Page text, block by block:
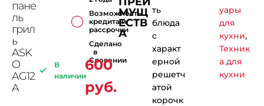
пане
ль
грил
ь
ASK
O
AG12
A
В
наличии
Возможность
кредита и
рассрочки
Сделано
в
Словении
600
руб.
МУЩ
ЕСТВ
А
ть
блюда
с
характ
ерной
решетч
атой
корочк
уары
для
кухни,
Техник
а для
кухни